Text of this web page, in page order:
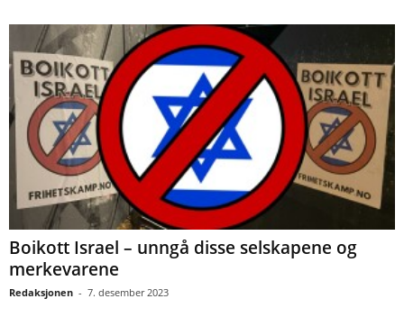
Boikott Israel – unngå disse selskapene og
merkevarene
Redaksjonen - 7. desember 2023